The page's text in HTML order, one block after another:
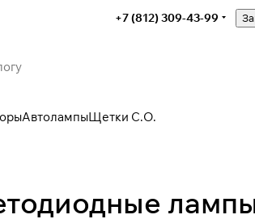
+7 (812) 309-43-99
АвтолампыЩетки С.О.
лампы (12V) Мотолампы